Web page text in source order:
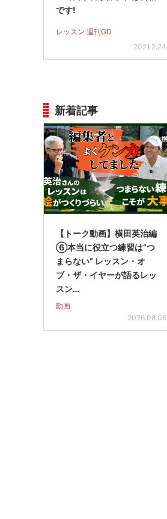
です!
レッスン 週刊GD
2021.2.24
新着記事
【トーク動画】横田英治編
⑥本当に役立つ練習は“つ
まらない” レッスン・オ
ブ・ザ・イヤーが語るレッ
スン…
動画
2026.08.06